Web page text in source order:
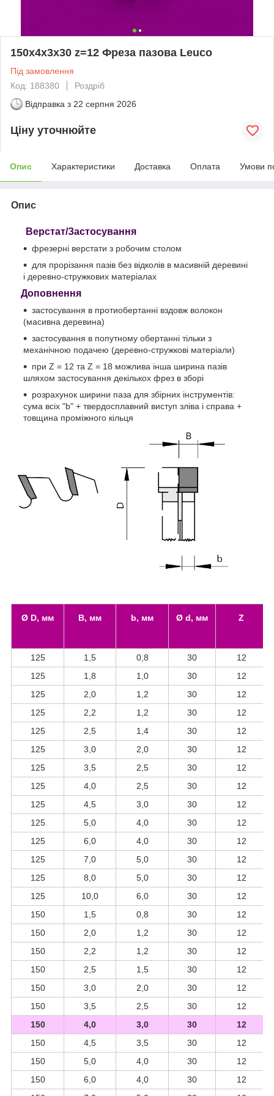
150х4х3х30 z=12 Фреза пазова Leuco
Під замовлення
Код: 188380
Роздріб
Відправка з 22 серпня 2026
Ціну уточнюйте
Опис Характеристики Доставка Оплата Умови
Опис
Верстат/Застосування
фрезерні верстати з робочим столом
для прорізання пазів без відколів в масивній деревині
і деревно-стружкових матеріалах
Доповнення
застосування в протиобертанні вздовж волокон
(масивна деревина)
застосування в попутному обертанні тільки з
механічною подачею (деревно-стружкові матеріали)
при Z = 12 та Z = 18 можлива інша ширина пазів
шляхом застосування декількох фрез в зборі
розрахунок ширини паза для збірних інструментів:
сума всіх "b" + твердосплавний виступ зліва і справа +
товщина проміжного кільця
Ø D, мм B, мм b, мм Ø d, мм Z
125 1,5 0,8 30
12
125
1,8 1,0 30
12
125
2,0 1,2 30
12
125
2,2 1,2 30
12
125
2,5 1,4 30
12
125
3,0 2,0 30
12
125
3,5 2,5 30
12
125
4,0 2,5 30
12
125
4,5 3,0 30
12
125
5,0 4,0 30
12
125
6,0 4,0 30
12
125
7,0 5,0 30
12
125
8,0 5,0 30
12
125
10,0 6,0 30
12
150
1,5 0,8 30
12
150
2,0 1,2 30
12
150
2,2 1,2 30
12
150
2,5 1,5 30
12
150
3,0 2,0 30
12
150
3,5 2,5 30
12
150
4,0 3,0 30
12
150
4,5 3,5 30
12
150
5,0 4,0 30
12
150
6,0 4,0 30
12